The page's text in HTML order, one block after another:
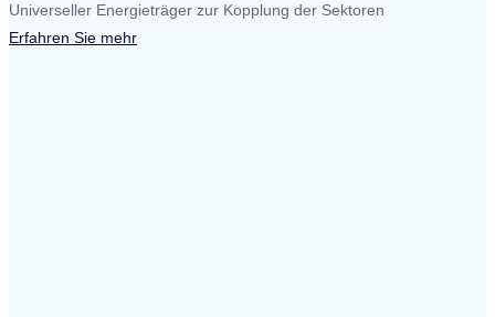
Universeller Energieträger zur Kopplung der Sektoren
Erfahren Sie mehr